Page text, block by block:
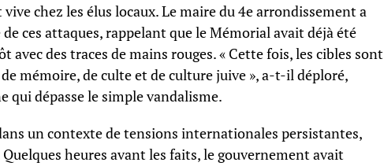
chez les élus locaux. Le maire du 4e arrondissement a
ces attaques, rappelant que le Mémorial avait déjà été
avec des traces de mains rouges. « Cette fois, les cibles sont
mémoire, de culte et de culture juive », a-t-il déploré,
qui dépasse le simple vandalisme.
un contexte de tensions internationales persistantes,
heures avant les faits, le gouvernement avait